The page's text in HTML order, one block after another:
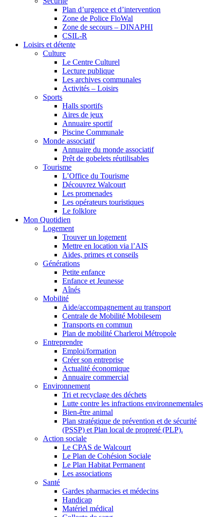
Plan d’urgence et d’intervention
Zone de Police FloWal
Zone de secours – DINAPHI
CSIL-R
Loisirs et détente
Culture
Le Centre Culturel
Lecture publique
Les archives communales
Activités – Loisirs
Sports
Halls sportifs
Aires de jeux
Annuaire sportif
Piscine Communale
Monde associatif
Annuaire du monde associatif
Prêt de gobelets réutilisables
Tourisme
L’Office du Tourisme
Découvrez Walcourt
Les promenades
Les opérateurs touristiques
Le folklore
Mon Quotidien
Logement
Trouver un logement
Mettre en location via l’AIS
Aides, primes et conseils
Générations
Petite enfance
Enfance et Jeunesse
Aînés
Mobilité
Aide/accompagnement au transport
Centrale de Mobilité Mobilesem
Transports en commun
Plan de mobilité Charleroi Métropole
Entreprendre
Emploi/formation
Créer son entreprise
Actualité économique
Annuaire commercial
Environnement
Tri et recyclage des déchets
Lutte contre les infractions environnementales
Bien-être animal
Plan stratégique de prévention et de sécurité
(PSSP) et Plan local de propreté (PLP).
Action sociale
Le CPAS de Walcourt
Le Plan de Cohésion Sociale
Le Plan Habitat Permanent
Les associations
Santé
Gardes pharmacies et médecins
Handicap
Matériel médical